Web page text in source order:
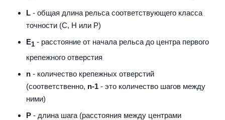
L - общая длина рельса соответствующего класса
точности (С, H или Р)
E1 - расстояние от начала рельса до центра первого
крепежного отверстия
n - количество крепежных отверстий
(соответственно, n-1 - это количество шагов между
ними)
P - длина шага (расстояния между центрами